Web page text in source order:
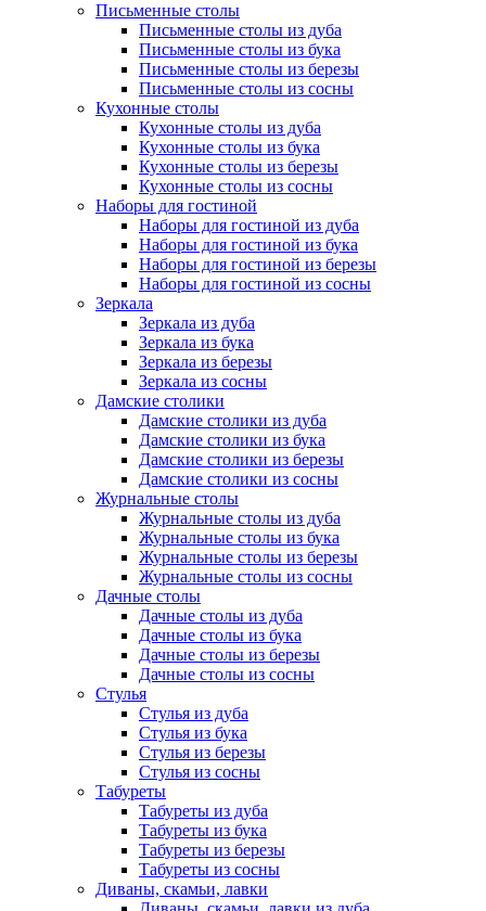
Письменные столы
Письменные столы из дуба
Письменные столы из бука
Письменные столы из березы
Письменные столы из сосны
Кухонные столы
Кухонные столы из дуба
Кухонные столы из бука
Кухонные столы из березы
Кухонные столы из сосны
Наборы для гостиной
Наборы для гостиной из дуба
Наборы для гостиной из бука
Наборы для гостиной из березы
Наборы для гостиной из сосны
Зеркала
Зеркала из дуба
Зеркала из бука
Зеркала из березы
Зеркала из сосны
Дамские столики
Дамские столики из дуба
Дамские столики из бука
Дамские столики из березы
Дамские столики из сосны
Журнальные столы
Журнальные столы из дуба
Журнальные столы из бука
Журнальные столы из березы
Журнальные столы из сосны
Дачные столы
Дачные столы из дуба
Дачные столы из бука
Дачные столы из березы
Дачные столы из сосны
Стулья
Стулья из дуба
Стулья из бука
Стулья из березы
Стулья из сосны
Табуреты
Табуреты из дуба
Табуреты из бука
Табуреты из березы
Табуреты из сосны
Диваны, скамьи, лавки